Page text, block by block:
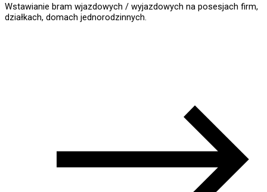
Wstawianie bram wjazdowych / wyjazdowych na posesjach firm,
działkach, domach jednorodzinnych.